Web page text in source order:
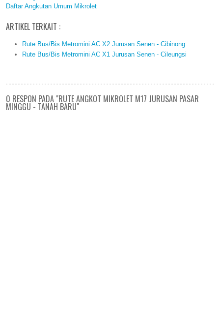
Daftar Angkutan Umum Mikrolet
ARTIKEL TERKAIT :
Rute Bus/Bis Metromini AC X2 Jurusan Senen - Cibinong
Rute Bus/Bis Metromini AC X1 Jurusan Senen - Cileungsi
0 RESPON PADA "RUTE ANGKOT MIKROLET M17 JURUSAN PASAR
MINGGU - TANAH BARU"